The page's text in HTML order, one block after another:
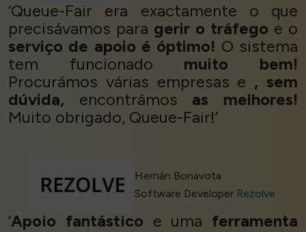
‘Queue-Fair era exactamente o que
precisávamos para gerir o tráfego e o
serviço de apoio é óptimo! O sistema
tem funcionado muito bem!
Procurámos várias empresas e , sem
dúvida, encontrámos as melhores!
Muito obrigado, Queue-Fair!’
Hernán Bonavota
Software Developer Rezolve
‘Apoio fantástico e uma ferramenta